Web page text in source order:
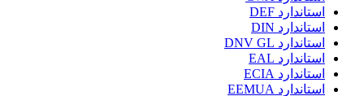
استاندارد DEF
استاندارد DIN
استاندارد DNV GL
استاندارد EAL
استاندارد ECIA
استاندارد EEMUA